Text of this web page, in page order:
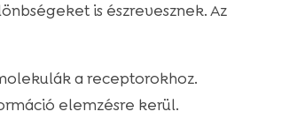
is észrevesznek. Az
a receptorokhoz.
elemzésre kerül.